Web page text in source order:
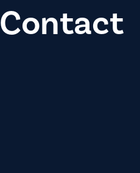
Contact